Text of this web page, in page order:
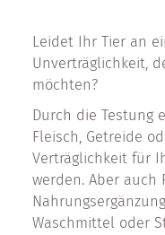
Leidet Ihr Tier an
Unverträglichkeit,
möchten?
Durch die Testung
Fleisch, Getreide
Verträglichkeit für
werden. Aber auch
Waschmittel oder